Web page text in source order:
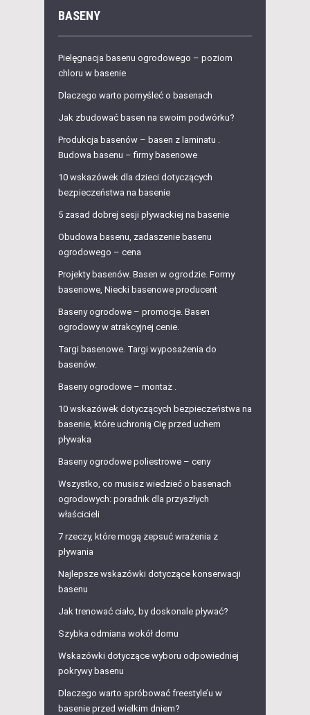
BASENY
Pielęgnacja basenu ogrodowego – poziom
chloru w basenie
Dlaczego warto pomyśleć o basenach
Jak zbudować basen na swoim podwórku?
Produkcja basenów – basen z laminatu .
Budowa basenu – firmy basenowe
10 wskazówek dla dzieci dotyczących
bezpieczeństwa na basenie
5 zasad dobrej sesji pływackiej na basenie
Obudowa basenu, zadaszenie basenu
ogrodowego – cena
Projekty basenów. Basen w ogrodzie. Formy
basenowe, Niecki basenowe producent
Baseny ogrodowe – promocje. Basen
ogrodowy w atrakcyjnej cenie.
Targi basenowe. Targi wyposażenia do
basenów.
Baseny ogrodowe – montaż .
10 wskazówek dotyczących bezpieczeństwa na
basenie, które uchronią Cię przed uchem
pływaka
Baseny ogrodowe poliestrowe – ceny
Wszystko, co musisz wiedzieć o basenach
ogrodowych: poradnik dla przyszłych
właścicieli
7 rzeczy, które mogą zepsuć wrażenia z
pływania
Najlepsze wskazówki dotyczące konserwacji
basenu
Jak trenować ciało, by doskonale pływać?
Szybka odmiana wokół domu
Wskazówki dotyczące wyboru odpowiedniej
pokrywy basenu
Dlaczego warto spróbować freestyle’u w
basenie przed wielkim dniem?